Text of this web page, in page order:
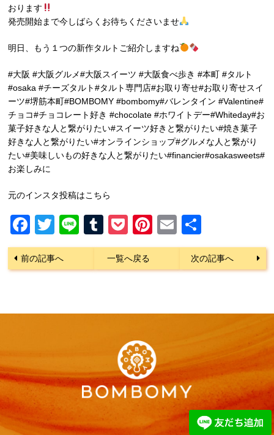
おります
発売開始まで今しばらくお待ちくださいませ
明日、もう１つの新作タルトご紹介しますね
#大阪 #大阪グルメ#大阪スイーツ #大阪食べ歩き #本町 #タルト
#osaka #チーズタルト#タルト専門店#お取り寄せ#お取り寄せスイ
ーツ#堺筋本町#BOMBOMY #bombomy#バレンタイン #Valentine#
チョコ#チョコレート好き #chocolate #ホワイトデー#Whiteday#お
菓子好きな人と繋がりたい#スイーツ好きと繋がりたい#焼き菓子
好きな人と繋がりたい#オンラインショップ#グルメな人と繋がり
たい#美味しいもの好きな人と繋がりたい#financier#osakasweets#
お楽しみに
元のインスタ投稿はこちら
Facebook
Twitter
LineTumblr
Pocket
Pinterest
Email
有
前の記事へ 一覧へ戻る 次の記事へ